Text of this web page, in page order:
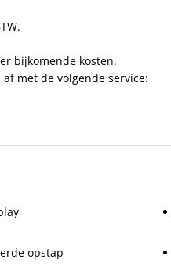
bijkomende kosten.
met de volgende service:
1956 een begrip in
bedrijfswagens.
IN KWALITEIT
opstap